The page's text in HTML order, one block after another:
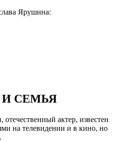
Ярушина:
СЕМЬЯ
актер, известен
на телевидении и в кино, но